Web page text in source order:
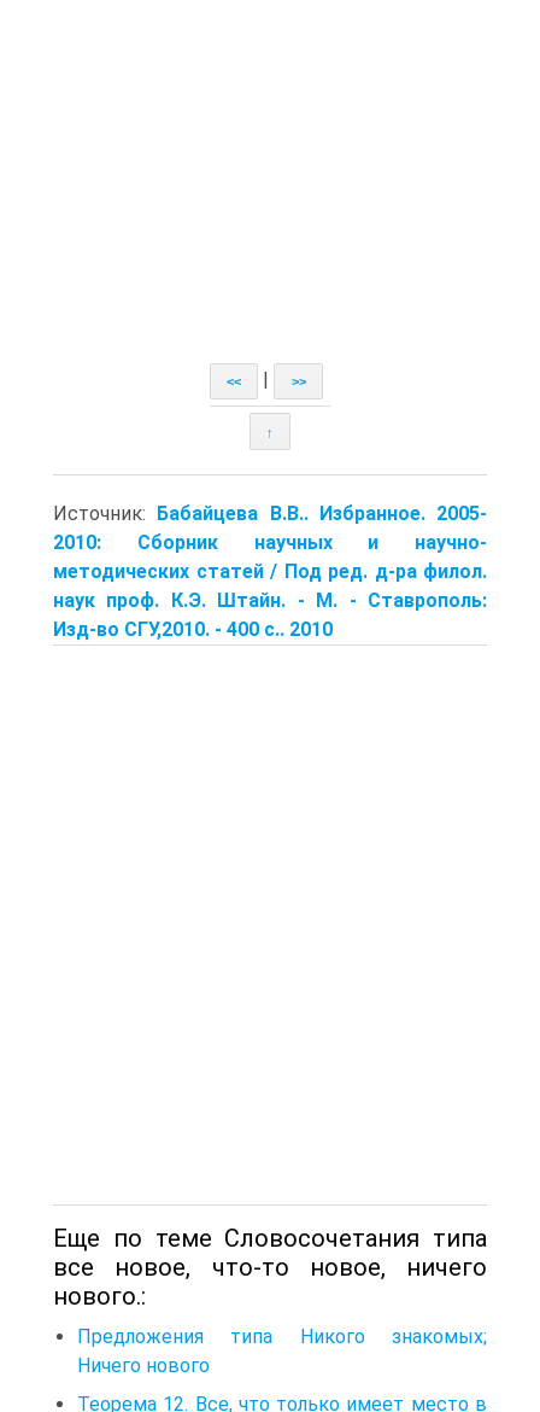
<< >>
↑
Источник: Бабайцева В.В.. Избранное. 2005-
2010: Сборник научных и научно-
методических статей / Под ред. д-ра филол.
наук проф. К.Э. Штайн. - М. - Ставрополь:
Изд-во СГУ,2010. - 400 с.. 2010
Еще по теме Словосочетания типа
все новое, что-то новое, ничего
нового.:
Предложения типа Никого знакомых;
Ничего нового
Теорема 12. Все, что только имеет место в